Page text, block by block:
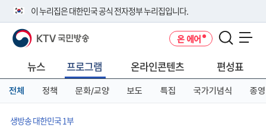
이 누리집은 대한민국 공식 전자정부 누리집입니다.
공식 누리집 주소 확인하기
니다.
이밖에 or.kr 또는 .kr등 다른 도메인 주소를 사용하고 있다면 아래 URL에
서 도메인 주소를 확인해 보세요
KTV 국민방송 온 에어
뉴스 프로그램 온라인콘텐츠 편성표
전체 정책 문화/교양 보도 특집 국가기념식 종영
생방송 대한민국 1부